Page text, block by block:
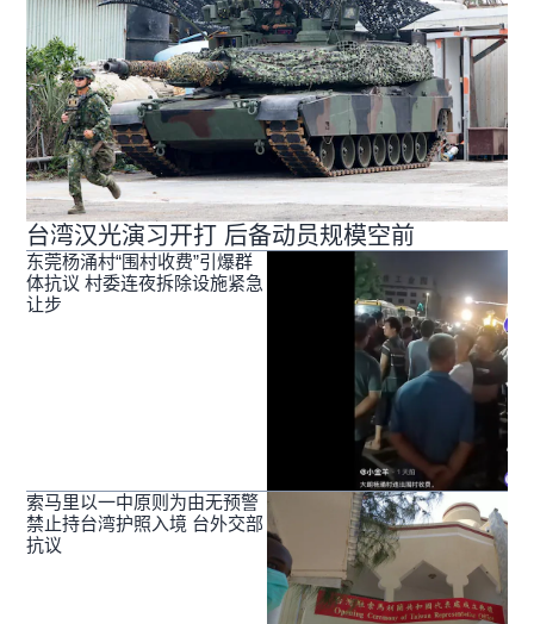
台湾汉光演习开打 后备动员规模空前
东莞杨涌村“围村收费”引爆群
体抗议 村委连夜拆除设施紧急
让步
索马里以一中原则为由无预警
禁止持台湾护照入境 台外交部
抗议